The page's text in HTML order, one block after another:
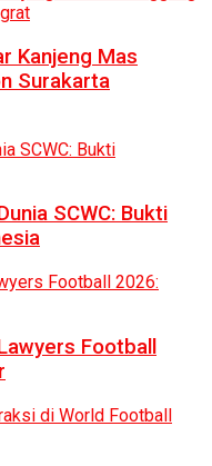
Kanjeng Mas
Surakarta
SCWC: Bukti
Football